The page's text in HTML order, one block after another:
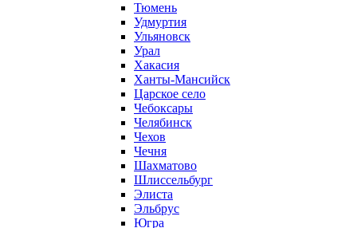
Тюмень
Удмуртия
Ульяновск
Урал
Хакасия
Ханты-Мансийск
Царское село
Чебоксары
Челябинск
Чехов
Чечня
Шахматово
Шлиссельбург
Элиста
Эльбрус
Югра